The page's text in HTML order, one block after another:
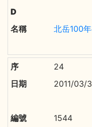
北岳100
24
2011/03/
1544